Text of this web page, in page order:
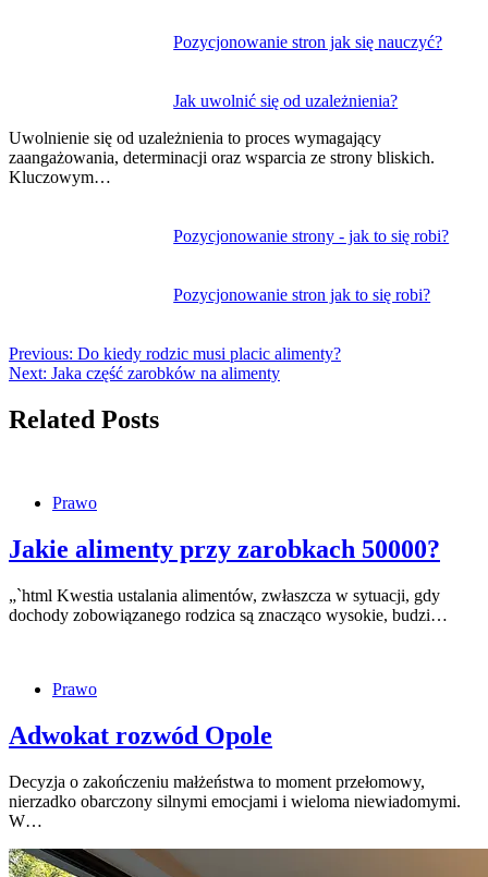
Pozycjonowanie stron jak się nauczyć?
Jak uwolnić się od uzależnienia?
Uwolnienie się od uzależnienia to proces wymagający
zaangażowania, determinacji oraz wsparcia ze strony bliskich.
Kluczowym…
Pozycjonowanie strony - jak to się robi?
Pozycjonowanie stron jak to się robi?
Previous: Do kiedy rodzic musi placic alimenty?
Next: Jaka część zarobków na alimenty
Related Posts
Prawo
Jakie alimenty przy zarobkach 50000?
„`html Kwestia ustalania alimentów, zwłaszcza w sytuacji, gdy
dochody zobowiązanego rodzica są znacząco wysokie, budzi…
Prawo
Adwokat rozwód Opole
Decyzja o zakończeniu małżeństwa to moment przełomowy,
nierzadko obarczony silnymi emocjami i wieloma niewiadomymi.
W…